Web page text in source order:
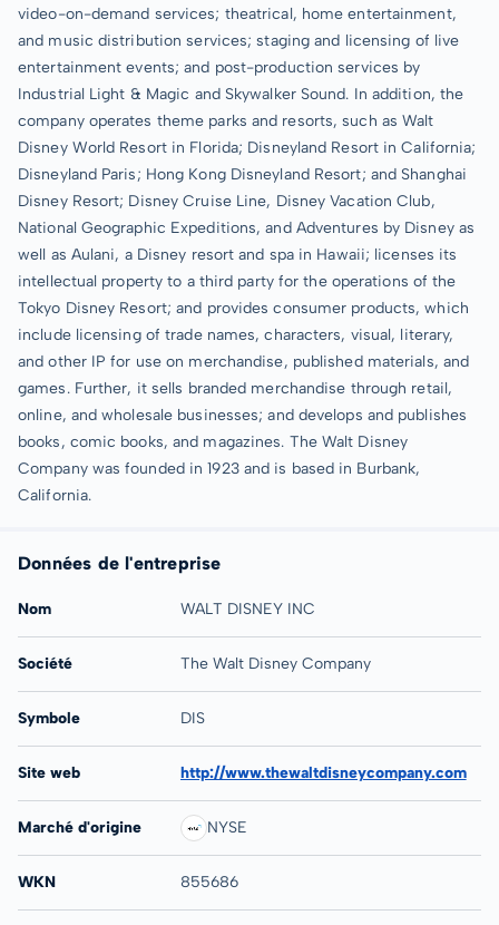
video-on-demand services; theatrical, home entertainment,
and music distribution services; staging and licensing of live
entertainment events; and post-production services by
Industrial Light & Magic and Skywalker Sound. In addition, the
company operates theme parks and resorts, such as Walt
Disney World Resort in Florida; Disneyland Resort in California;
Disneyland Paris; Hong Kong Disneyland Resort; and Shanghai
Disney Resort; Disney Cruise Line, Disney Vacation Club,
National Geographic Expeditions, and Adventures by Disney as
well as Aulani, a Disney resort and spa in Hawaii; licenses its
intellectual property to a third party for the operations of the
Tokyo Disney Resort; and provides consumer products, which
include licensing of trade names, characters, visual, literary,
and other IP for use on merchandise, published materials, and
games. Further, it sells branded merchandise through retail,
online, and wholesale businesses; and develops and publishes
books, comic books, and magazines. The Walt Disney
Company was founded in 1923 and is based in Burbank,
California.
Données de l'entreprise
Nom WALT DISNEY INC
Société The Walt Disney Company
Symbole DIS
Site web http://www.thewaltdisneycompany.com
Marché d'origine NYSE
WKN 855686